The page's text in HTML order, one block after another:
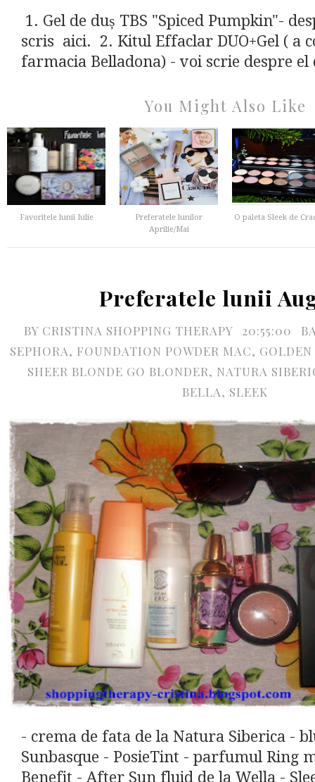
1. Gel de duș TBS "Spiced Pumpkin"-
scris aici. 2. Kitul Effaclar DUO+Gel ( a
farmacia Belladona) - voi scrie despre el
You Might Also Like
Favoritele lunii Iulie
Preferatele lunilor
Aprilie/Mai
O paleta Sleek de
Preferatele lunii
BY CRISTINA SHOPPING THERAPY 20:55:00
SEPHORA, FOUNDATION POWDER MAC, GOLDEN
SHEER BLONDE GO BLONDER, NATURA
BELLA, SLEEK
- crema de fata de la Natura Siberica -
Sunbasque - PosieTint - parfumul Ring
Benefit - After Sun fluid de la Wella -